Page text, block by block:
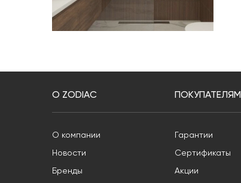
О ZODIAC ПОКУПАТЕЛЯМ
О компании
Новости
Бренды
Гарантии
Сертификаты
Акции